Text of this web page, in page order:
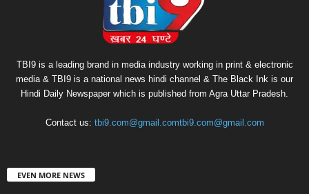
TBI9 is a leading brand in media industry working in print & electronic
media & TBI9 is a national news hindi channel & The Black Ink is our
Hindi Daily Newspaper which is published from Agra Uttar Pradesh.
Contact us: tbi9.com@gmail.comtbi9.com@gmail.com
EVEN MORE NEWS